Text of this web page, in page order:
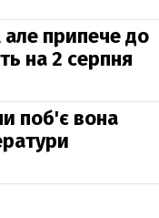
припече до
на 2 серпня
поб'є вона